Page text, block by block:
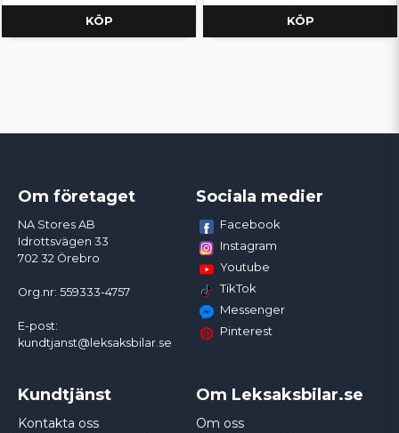
KÖP KÖP
Om företaget
NA Stores AB
Idrottsvägen 33
702 32 Örebro
Org.nr: 559333-4757
E-post:
kundtjanst@leksaksbilar.se
Sociala medier
Facebook
Instagram
Youtube
TikTok
Messenger
Pinterest
Kundtjänst
Kontakta oss
Om Leksaksbilar.se
Om oss